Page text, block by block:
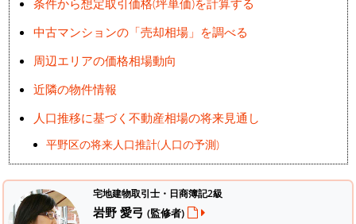
条件から想定取引価格(坪単価)を計算する
中古マンションの「売却相場」を調べる
周辺エリアの価格相場動向
近隣の物件情報
人口推移に基づく不動産相場の将来見通し
平野区の将来人口推計(人口の予測)
宅地建物取引士・日商簿記2級
岩野 愛弓 (監修者)